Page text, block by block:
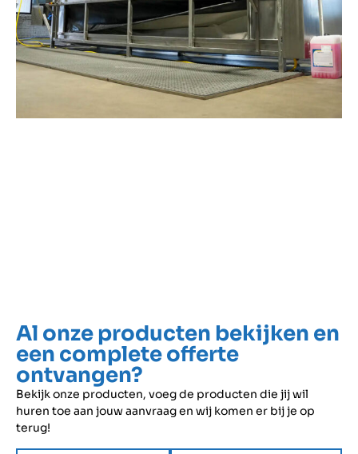
Al onze producten bekijken en
een complete offerte
ontvangen?
Bekijk onze producten, voeg de producten die jij wil
huren toe aan jouw aanvraag en wij komen er bij je op
terug!